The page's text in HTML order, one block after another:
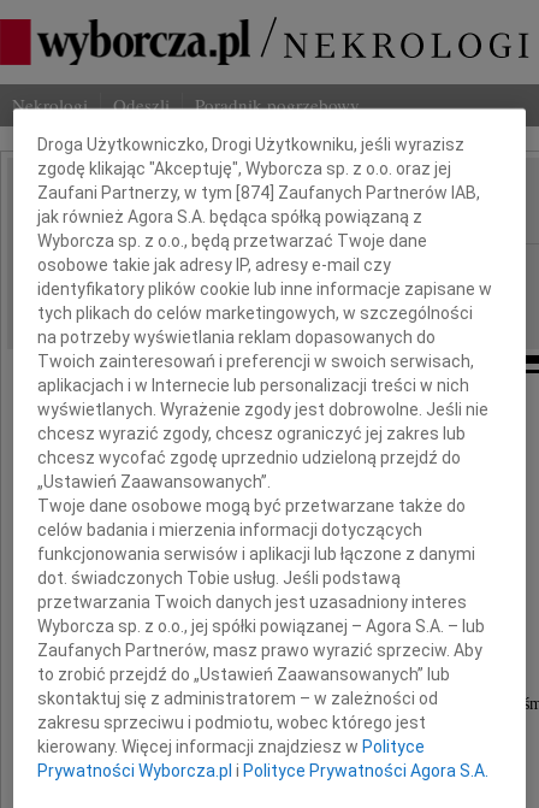
Nekrologi Odeszli Poradnik pogrzebowy
IMIĘ I NAZWISKO: Jerzy Młynarczyk
REGION: Gdańsk
DATA EMISJI: 27.09.2017
Podziękowanie
Gdy się miało szczęście, które się nie trafia:
czyjeś ciało i ziemię całą,
a zostanie tylko fotografia,
to - to jest bardzo mało... M.P.J.
16 września 2017 r. z głębokim żalem
na Cmentarzu Komunalnym w Sopocie
Dbamy o Twoją prywatność
Droga Użytkowniczko, Drogi Użytkowniku, jeśli wyrazisz
zgodę klikając "Akceptuję", Wyborcza sp. z o.o. oraz jej
Zaufani Partnerzy, w tym [874 ] Zaufanych Partnerów IAB,
jak również Agora S.A. będąca spółką powiązaną z
Wyborcza sp. z o.o., będą przetwarzać Twoje dane
osobowe takie jak adresy IP, adresy e-mail czy
identyfikatory plików cookie lub inne informacje zapisane w
tych plikach do celów marketingowych, w szczególności
na potrzeby wyświetlania reklam dopasowanych do
Twoich zainteresowań i preferencji w swoich serwisach,
aplikacjach i w Internecie lub personalizacji treści w nich
wyświetlanych. Wyrażenie zgody jest dobrowolne. Jeśli nie
chcesz wyrazić zgody, chcesz ograniczyć jej zakres lub
chcesz wycofać zgodę uprzednio udzieloną przejdź do
„Ustawień Zaawansowanych”.
Twoje dane osobowe mogą być przetwarzane także do
celów badania i mierzenia informacji dotyczących
funkcjonowania serwisów i aplikacji lub łączone z danymi
dot. świadczonych Tobie usług. Jeśli podstawą
przetwarzania Twoich danych jest uzasadniony interes
Wyborcza sp. z o.o., jej spółki powiązanej – Agora S.A. – lub
Zaufanych Partnerów, masz prawo wyrazić sprzeciw. Aby
to zrobić przejdź do „Ustawień Zaawansowanych” lub
skontaktuj się z administratorem – w zależności od
zakresu sprzeciwu i podmiotu, wobec którego jest
kierowany. Więcej informacji znajdziesz w Polityce
Prywatności Wyborcza.pl i Polityce Prywatności Agora S.A.